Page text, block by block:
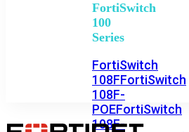
FortiSwitch
100
Series
FortiSwitch
108FFortiSwitch
108F-
POEFortiSwitch
108F-